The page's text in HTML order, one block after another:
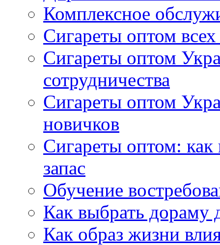
Комплексное
Сигареты оптом
Сигареты оптом
сотрудничества
Сигареты оптом
новичков
Сигареты оптом:
запас
Обучение
Как выбрать дораму
Как образ жизни